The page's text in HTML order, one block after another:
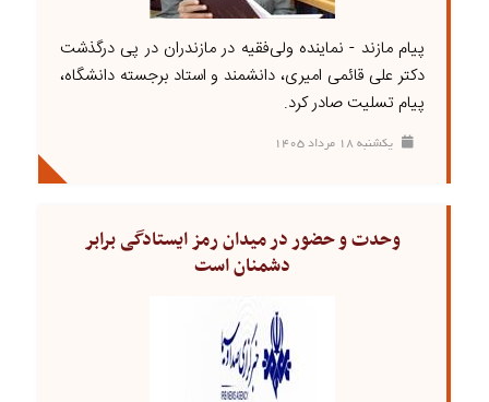
پیام مازند - نماینده ولی‌فقیه در مازندران در پی درگذشت
دکتر علی قائمی امیری، دانشمند و استاد برجسته دانشگاه،
پیام تسلیت صادر کرد.
يکشنبه ۱۸ مرداد ۱۴۰۵
وحدت و حضور در میدان رمز ایستادگی برابر
دشمنان است